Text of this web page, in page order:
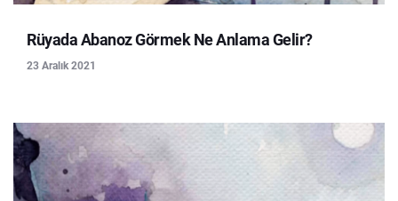
Rüyada Abanoz Görmek Ne Anlama Gelir?
23 Aralık 2021